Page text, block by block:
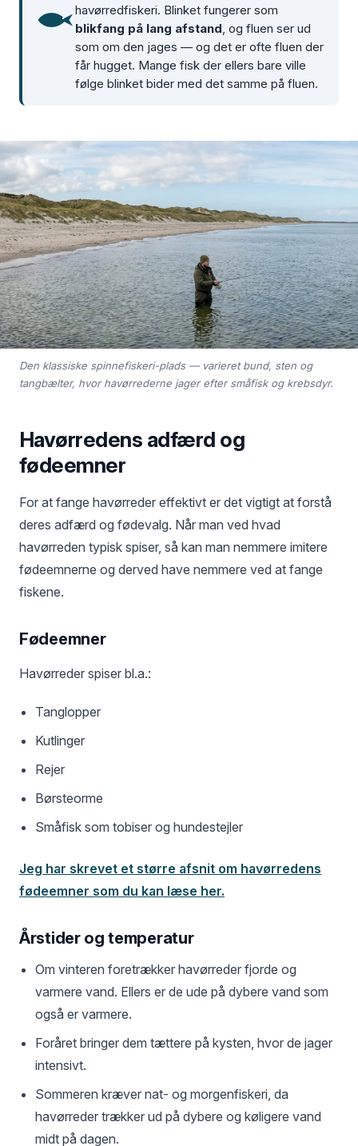
havørredfiskeri. Blinket fungerer som
blikfang på lang afstand , og fluen ser ud
som om den jages — og det er ofte fluen der
får hugget. Mange fisk der ellers bare ville
følge blinket bider med det samme på fluen.
Den klassiske spinnefiskeri-plads — varieret bund, sten og
tangbælter, hvor havørrederne jager efter småfisk og krebsdyr.
Havørredens adfærd og
fødeemner
For at fange havørreder effektivt er det vigtigt at forstå
deres adfærd og fødevalg. Når man ved hvad
havørreden typisk spiser, så kan man nemmere imitere
fødeemnerne og derved have nemmere ved at fange
fiskene.
Fødeemner
Havørreder spiser bl.a.:
Tanglopper
Kutlinger
Rejer
Børsteorme
Småfisk som tobiser og hundestejler
Jeg har skrevet et større afsnit om havørredens
fødeemner som du kan læse her.
Årstider og temperatur
Om vinteren foretrækker havørreder fjorde og
varmere vand. Ellers er de ude på dybere vand som
også er varmere.
Foråret bringer dem tættere på kysten, hvor de jager
intensivt.
Sommeren kræver nat- og morgenfiskeri, da
havørreder trækker ud på dybere og køligere vand
midt på dagen.